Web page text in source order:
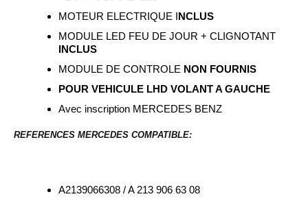
MOTEUR ELECTRIQUE INCLUS
MODULE LED FEU DE JOUR + CLIGNOTANT
INCLUS
MODULE DE CONTROLE NON FOURNIS
POUR VEHICULE LHD VOLANT A GAUCHE
Avec inscription MERCEDES BENZ
REFERENCES MERCEDES COMPATIBLE:
A2139066308 / A 213 906 63 08